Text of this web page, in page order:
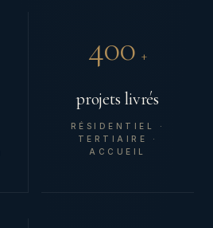
400 +
projets livrés
RÉSIDENTIEL ·
TERTIAIRE ·
ACCUEIL